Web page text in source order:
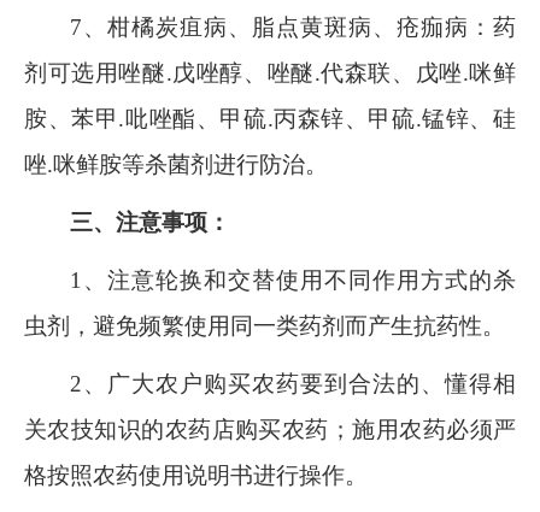
7、柑橘炭疽病、脂点黄斑病、疮痂病：药
剂可选用唑醚.戊唑醇、唑醚.代森联、戊唑.咪鲜
胺、苯甲.吡唑酯、甲硫.丙森锌、甲硫.锰锌、硅
唑.咪鲜胺等杀菌剂进行防治。
三、注意事项：
1、注意轮换和交替使用不同作用方式的杀
虫剂，避免频繁使用同一类药剂而产生抗药性。
2、广大农户购买农药要到合法的、懂得相
关农技知识的农药店购买农药；施用农药必须严
格按照农药使用说明书进行操作。